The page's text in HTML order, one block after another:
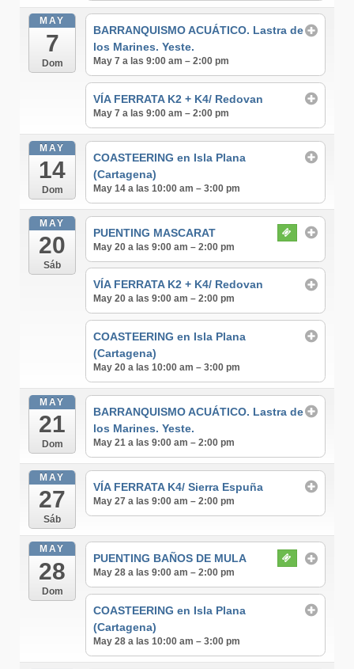
MAY
7
Dom
BARRANQUISMO ACUÁTICO. Lastra de
los Marines. Yeste.
May 7 a las 9:00 am – 2:00 pm
VÍA FERRATA K2 + K4/ Redovan
May 7 a las 9:00 am – 2:00 pm
MAY
14
Dom
COASTEERING en Isla Plana
(Cartagena)
May 14 a las 10:00 am – 3:00 pm
MAY
20
Sáb
PUENTING MASCARAT
May 20 a las 9:00 am – 2:00 pm
VÍA FERRATA K2 + K4/ Redovan
May 20 a las 9:00 am – 2:00 pm
COASTEERING en Isla Plana
(Cartagena)
May 20 a las 10:00 am – 3:00 pm
MAY
21
Dom
BARRANQUISMO ACUÁTICO. Lastra de
los Marines. Yeste.
May 21 a las 9:00 am – 2:00 pm
MAY
27
Sáb
VÍA FERRATA K4/ Sierra Espuña
May 27 a las 9:00 am – 2:00 pm
MAY
28
Dom
PUENTING BAÑOS DE MULA
May 28 a las 9:00 am – 2:00 pm
COASTEERING en Isla Plana
(Cartagena)
May 28 a las 10:00 am – 3:00 pm